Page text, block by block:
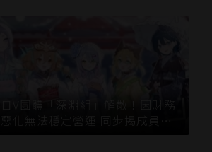
惡化無法穩定營運 同步揭成員未
來去向